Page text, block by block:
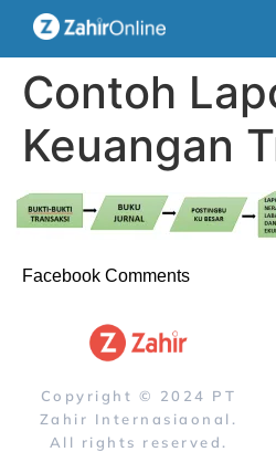
Contoh
Keuangan
Facebook Comments
Copyright © 2024 PT
Zahir Internasiaonal.
All rights reserved.